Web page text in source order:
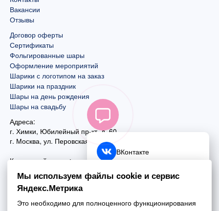
Вакансии
Отзывы
Договор оферты
Сертификаты
Фольгированные шары
Оформление мероприятий
Шарики с логотипом на заказ
Шарики на праздник
Шары на день рождения
Шары на свадьбу
Адреса:
г. Химки, Юбилейный пр-кт, д. 60
г. Москва, ул. Перовская, д. 59
Контактный номер:
+7 (495) 970-44-75
Почта:
mail@esta-fiesta.ru
ВКонтакте
Telegram
Мы используем файлы cookie и сервис
Яндекс.Метрика
Это необходимо для полноценного функционирования